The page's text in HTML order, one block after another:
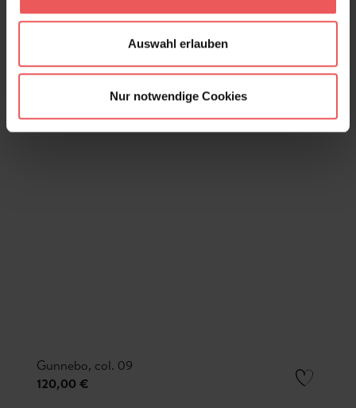
Auswahl erlauben
Nur notwendige Cookies
Gunnebo, col. 09
120,00 €